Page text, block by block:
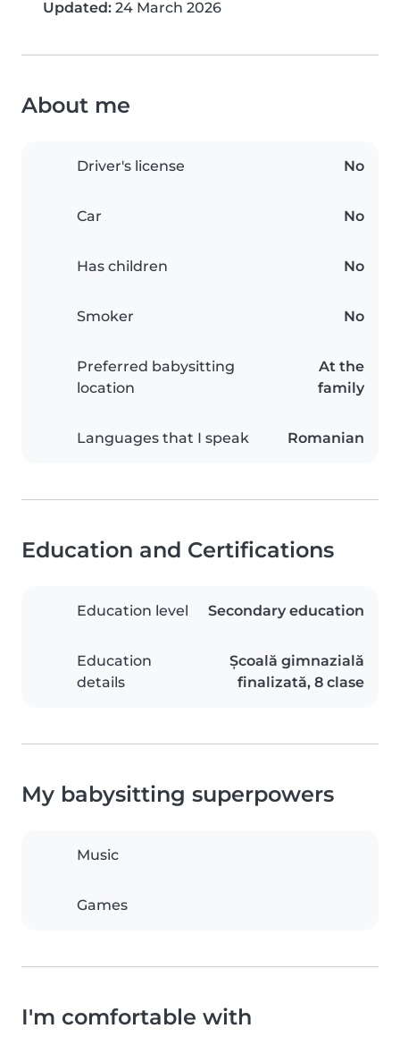
Updated: 24 March 2026
About me
Driver's license No
Car No
Has children No
Smoker No
Preferred babysitting
location
At the
family
Languages that I speak Romanian
Education and Certifications
Education level Secondary education
Education
details
Școală gimnazială
finalizată, 8 clase
My babysitting superpowers
Music
Games
I'm comfortable with